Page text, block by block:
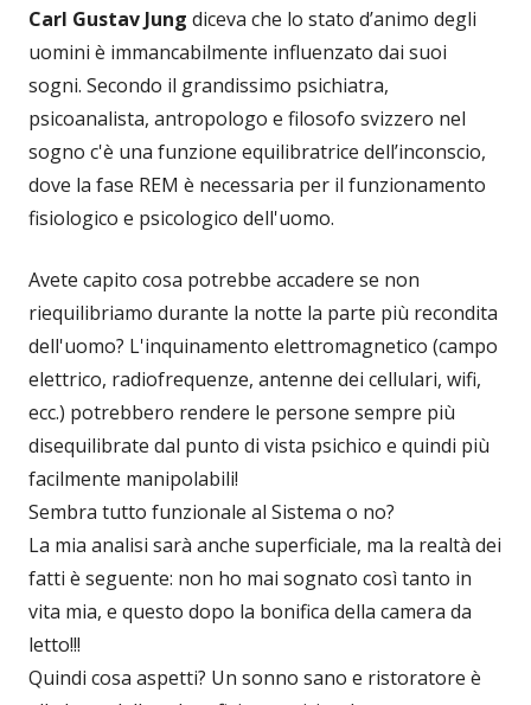
Carl Gustav Jung diceva che lo stato d’animo degli
uomini è immancabilmente influenzato dai suoi
sogni. Secondo il grandissimo psichiatra,
psicoanalista, antropologo e filosofo svizzero nel
sogno c'è una funzione equilibratrice dell’inconscio,
dove la fase REM è necessaria per il funzionamento
fisiologico e psicologico dell'uomo.
Avete capito cosa potrebbe accadere se non
riequilibriamo durante la notte la parte più recondita
dell'uomo? L'inquinamento elettromagnetico (campo
elettrico, radiofrequenze, antenne dei cellulari, wifi,
ecc.) potrebbero rendere le persone sempre più
disequilibrate dal punto di vista psichico e quindi più
facilmente manipolabili!
Sembra tutto funzionale al Sistema o no?
La mia analisi sarà anche superficiale, ma la realtà dei
fatti è seguente: non ho mai sognato così tanto in
vita mia, e questo dopo la bonifica della camera da
letto!!!
Quindi cosa aspetti? Un sonno sano e ristoratore è